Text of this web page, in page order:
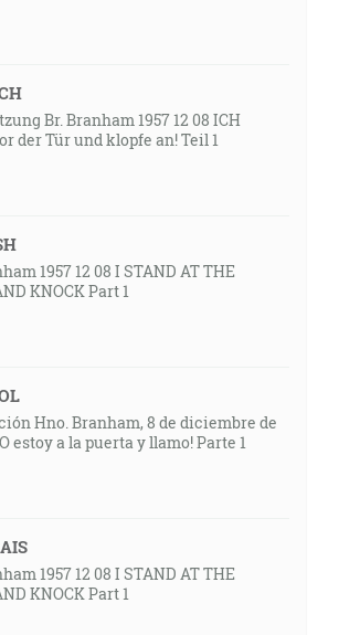
Br. Branham 1957 12 08 ICH
der Tür und klopfe an! Teil 1
1957 12 08 I STAND AT THE
KNOCK Part 1
Hno. Branham, 8 de diciembre de
estoy a la puerta y llamo! Parte 1
1957 12 08 I STAND AT THE
KNOCK Part 1